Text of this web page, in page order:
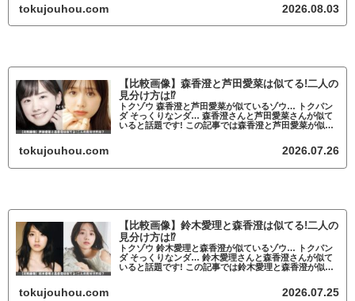
tokujouhou.com 2026.08.03
【比較画像】森香澄と芦田愛菜は似てる!二人の
見分け方は⁉
トクゾウ 森香澄と芦田愛菜が似ているゾウ… トクパン
ダ そっくりなンダ… 森香澄さんと芦田愛菜さんが似て
いると話題です! この記事では森香澄と芦田愛菜が似て
tokujouhou.com 2026.07.26
【比較画像】鈴木愛理と森香澄は似てる!二人の
見分け方は⁉
トクゾウ 鈴木愛理と森香澄が似ているゾウ… トクパン
ダ そっくりなンダ… 鈴木愛理さんと森香澄さんが似て
いると話題です! この記事では鈴木愛理と森香澄が似て
tokujouhou.com 2026.07.25